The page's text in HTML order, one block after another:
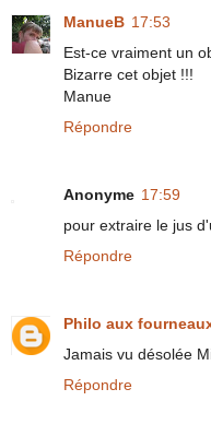
ManueB 17:53
Est-ce vraiment un
Bizarre cet objet !!!
Manue
Répondre
Anonyme 17:59
pour extraire le jus
Répondre
Philo aux
Jamais vu désolée
Répondre